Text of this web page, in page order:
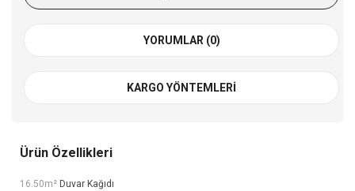
YORUMLAR (0)
KARGO YÖNTEMLERI
Ürün Özellikleri
16.50m² Duvar Kağıdı